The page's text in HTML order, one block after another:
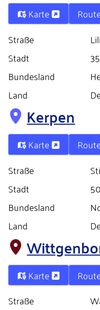
Karte
Straße
Stadt
Bundesland
Land
Kerpen
Karte
Straße
Stadt
Bundesland
Land
Karte
Straße